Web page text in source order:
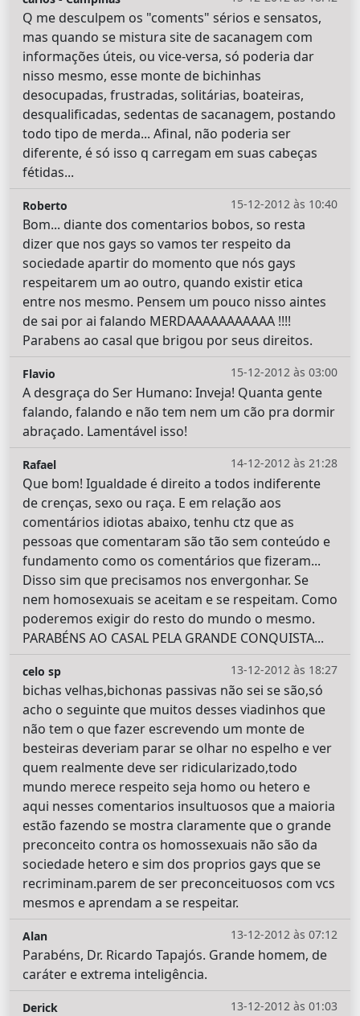
Q me desculpem os "coments" sérios e sensatos,
mas quando se mistura site de sacanagem com
informações úteis, ou vice-versa, só poderia dar
nisso mesmo, esse monte de bichinhas
desocupadas, frustradas, solitárias, boateiras,
desqualificadas, sedentas de sacanagem, postando
todo tipo de merda... Afinal, não poderia ser
diferente, é só isso q carregam em suas cabeças
fétidas...
15-12-2012 às 10:40
Roberto
Bom... diante dos comentarios bobos, so resta
dizer que nos gays so vamos ter respeito da
sociedade apartir do momento que nós gays
respeitarem um ao outro, quando existir etica
entre nos mesmo. Pensem um pouco nisso aintes
de sai por ai falando MERDAAAAAAAAAAA !!!!
Parabens ao casal que brigou por seus direitos.
15-12-2012 às 03:00
Flavio
A desgraça do Ser Humano: Inveja! Quanta gente
falando, falando e não tem nem um cão pra dormir
abraçado. Lamentável isso!
14-12-2012 às 21:28
Rafael
Que bom! Igualdade é direito a todos indiferente
de crenças, sexo ou raça. E em relação aos
comentários idiotas abaixo, tenhu ctz que as
pessoas que comentaram são tão sem conteúdo e
fundamento como os comentários que fizeram...
Disso sim que precisamos nos envergonhar. Se
nem homosexuais se aceitam e se respeitam. Como
poderemos exigir do resto do mundo o mesmo.
PARABÉNS AO CASAL PELA GRANDE CONQUISTA...
13-12-2012 às 18:27
celo sp
bichas velhas,bichonas passivas não sei se são,só
acho o seguinte que muitos desses viadinhos que
não tem o que fazer escrevendo um monte de
besteiras deveriam parar se olhar no espelho e ver
quem realmente deve ser ridicularizado,todo
mundo merece respeito seja homo ou hetero e
aqui nesses comentarios insultuosos que a maioria
estão fazendo se mostra claramente que o grande
preconceito contra os homossexuais não são da
sociedade hetero e sim dos proprios gays que se
recriminam.parem de ser preconceituosos com vcs
mesmos e aprendam a se respeitar.
13-12-2012 às 07:12
Alan
Parabéns, Dr. Ricardo Tapajós. Grande homem, de
caráter e extrema inteligência.
13-12-2012 às 01:03
Derick